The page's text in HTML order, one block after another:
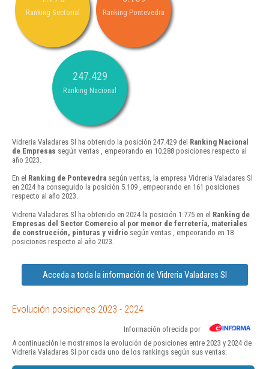
Ranking Sectorial Ranking Pontevedra
247.429
Ranking Nacional
Vidreria Valadares Sl ha obtenido la posición 247.429 del Ranking Nacional
de Empresas según ventas , empeorando en 10.288 posiciones respecto al
año 2023.
En el Ranking de Pontevedra según ventas, la empresa Vidreria Valadares Sl
en 2024 ha conseguido la posición 5.109 , empeorando en 161 posiciones
respecto al año 2023.
Vidreria Valadares Sl ha obtenido en 2024 la posición 1.775 en el Ranking de
Empresas del Sector Comercio al por menor de ferretería, materiales
de construcción, pinturas y vidrio según ventas , empeorando en 18
posiciones respecto al año 2023.
Acceda a toda la información de Vidreria Valadares Sl
Evolución posiciones 2023 - 2024
Información ofrecida por
A continuación le mostramos la evolución de posiciones entre 2023 y 2024 de
Vidreria Valadares Sl por cada uno de los rankings según sus ventas: